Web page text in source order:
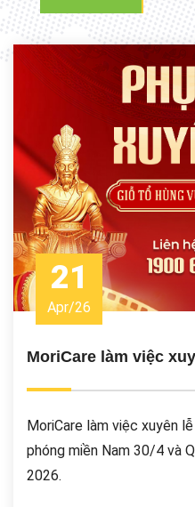
21
Apr/26
MoriCare làm việc
MoriCare làm việc xuyên
phóng miền Nam 30/4 và
2026.